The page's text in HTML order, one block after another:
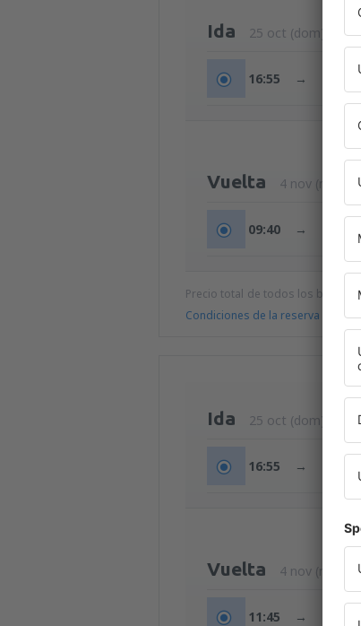
Ida 25 oct (dom)
16:55 →
Vuelta 4 nov (mié)
09:40 →
Precio total de todos los billetes
Condiciones de la reserva
Ida 25 oct (dom)
16:55 →
Vuelta 4 nov (mié)
11:45 →